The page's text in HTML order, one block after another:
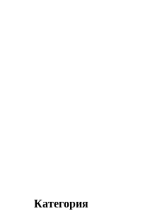
Категория